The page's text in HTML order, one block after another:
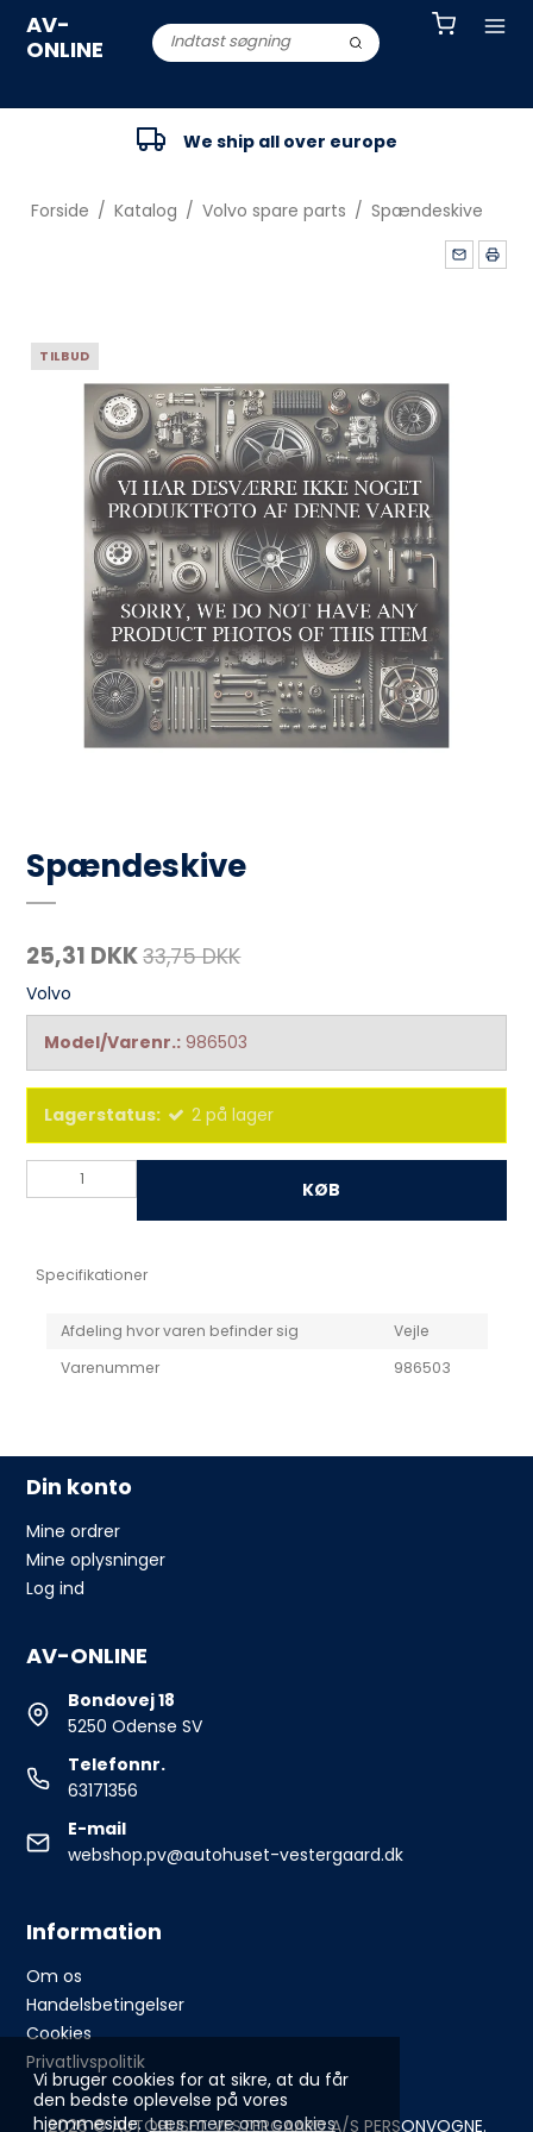
Vi bruger cookies for at sikre, at du får
den bedste oplevelse på vores
hjemmeside.Læs mere om cookies
AV-
ONLINE
We ship all over europe
Forside / Katalog / Volvo spare parts / Spændeskive
TILBUD
Spændeskive
25,31 DKK33,75 DKK
Volvo
Model/Varenr.: 986503
Lagerstatus: 2 på lager
KØB
Specifikationer
Afdeling hvor varen befinder sig
Vejle
Varenummer
986503
Din konto
Mine ordrer
Mine oplysninger
Log ind
AV-ONLINE
Bondovej 18
5250 Odense SV
Telefonnr.
63171356
E-mail
webshop.pv@autohuset-vestergaard.dk
Information
Om os
Handelsbetingelser
Cookies
Privatlivspolitik
2026 © AUTOHUSET VESTERGAARD A/S PERSONVOGNE.